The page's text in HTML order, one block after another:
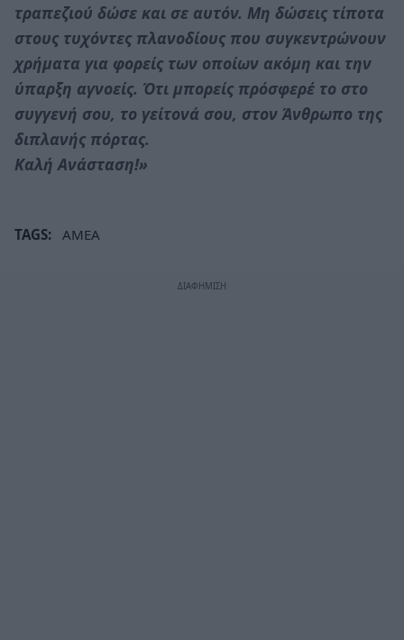
τραπεζιού δώσε και σε αυτόν. Μη δώσεις τίποτα
στους τυχόντες πλανοδίους που συγκεντρώνουν
χρήματα για φορείς των οποίων ακόμη και την
ύπαρξη αγνοείς. Ότι μπορείς πρόσφερέ το στο
συγγενή σου, το γείτονά σου, στον Άνθρωπο της
διπλανής πόρτας.
Καλή Ανάσταση!»
TAGS: ΑΜΕΑ